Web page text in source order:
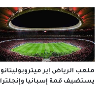
ملعب الرياض إير ميتروبوليتانو
يستضيف قمة إسبانيا وإنجلترا